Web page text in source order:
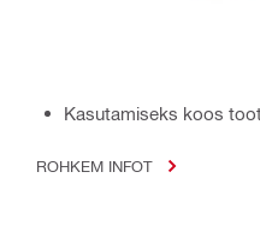
Kasutamiseks koos
ROHKEM INFOT